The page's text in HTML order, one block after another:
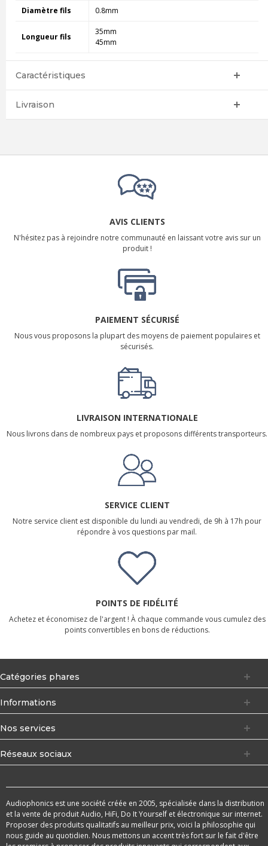
Diamètre fils 0.8mm
Longueur fils
35mm
45mm
Caractéristiques
Livraison
AVIS CLIENTS
N'hésitez pas à rejoindre notre communauté en laissant votre avis sur un
produit !
PAIEMENT SÉCURISÉ
Nous vous proposons la plupart des moyens de paiement populaires et
sécurisés.
LIVRAISON INTERNATIONALE
Nous livrons dans de nombreux pays et proposons différents transporteurs.
SERVICE CLIENT
Notre service client est disponible du lundi au vendredi, de 9h à 17h pour
répondre à vos questions par mail.
POINTS DE FIDÉLITÉ
Achetez et économisez de l'argent ! À chaque commande vous cumulez des
points convertibles en bons de réductions.
Catégories phares
Informations
Nos services
Réseaux sociaux
Audiophonics est une société créée en 2005, spécialisée dans la distribution
et la vente de produit Audio, HiFi, Do It Yourself et électronique sur internet.
Proposer des produits qualitatifs au meilleur prix, voici la philosophie qui
nous guide au quotidien. Nous mettons un accent très fort sur le fait d'être